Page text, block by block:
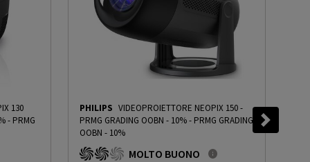
130
- PRMG
PHILIPS VIDEOPROIETTORE NEOPIX 150 -
PRMG GRADING OOBN - 10%- PRMG GRADING
OOBN - 10%
MOLTO BUONO